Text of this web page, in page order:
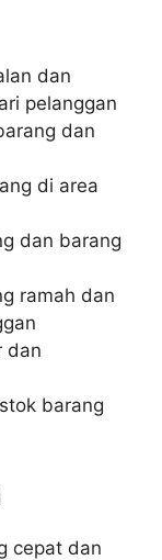
dan
pelanggan
dan
di area
dan barang
ramah dan
dan
barang
cepat dan